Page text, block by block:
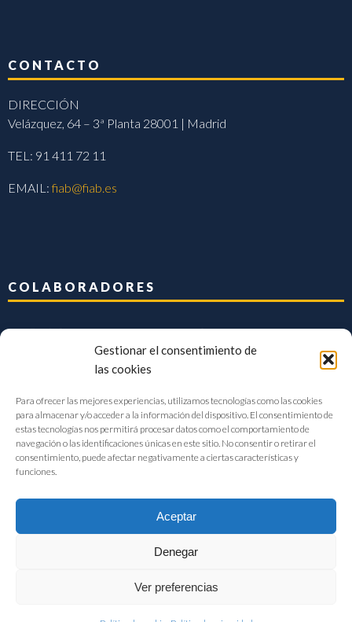
Gestionar el consentimiento de
las cookies
Para ofrecer las mejores experiencias, utilizamos tecnologías como las cookies
para almacenar y/o acceder a la información del dispositivo. El consentimiento de
estas tecnologías nos permitirá procesar datos como el comportamiento de
navegación o las identificaciones únicas en este sitio. No consentir o retirar el
consentimiento, puede afectar negativamente a ciertas características y
funciones.
Aceptar
Denegar
Ver preferencias
CONTACTO
DIRECCIÓN
Velázquez, 64 – 3ª Planta 28001 | Madrid
TEL: 91 411 72 11
EMAIL:fiab@fiab.es
COLABORADORES
FIAB Federación Española de Industrias de la Alimentación y Bebidas